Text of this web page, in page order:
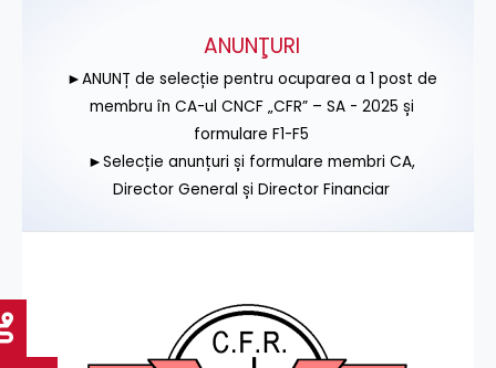
ANUNŢURI
►ANUNȚ de selecție pentru ocuparea a 1 post de
membru în CA-ul CNCF „CFR” – SA - 2025 și
formulare F1-F5
►Selecție anunțuri și formulare membri CA,
Director General și Director Financiar